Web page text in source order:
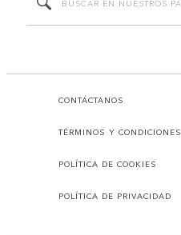
CONTÁCTANOS
TÉRMINOS Y CONDICIONES
POLÍTICA DE COOKIES
POLÍTICA DE PRIVACIDAD